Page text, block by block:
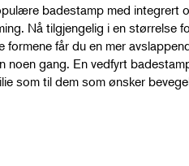
badestamp med integrert
Nå tilgjengelig i en størrelse
formene får du en mer
noen gang. En vedfyrt
som til dem som ønsker